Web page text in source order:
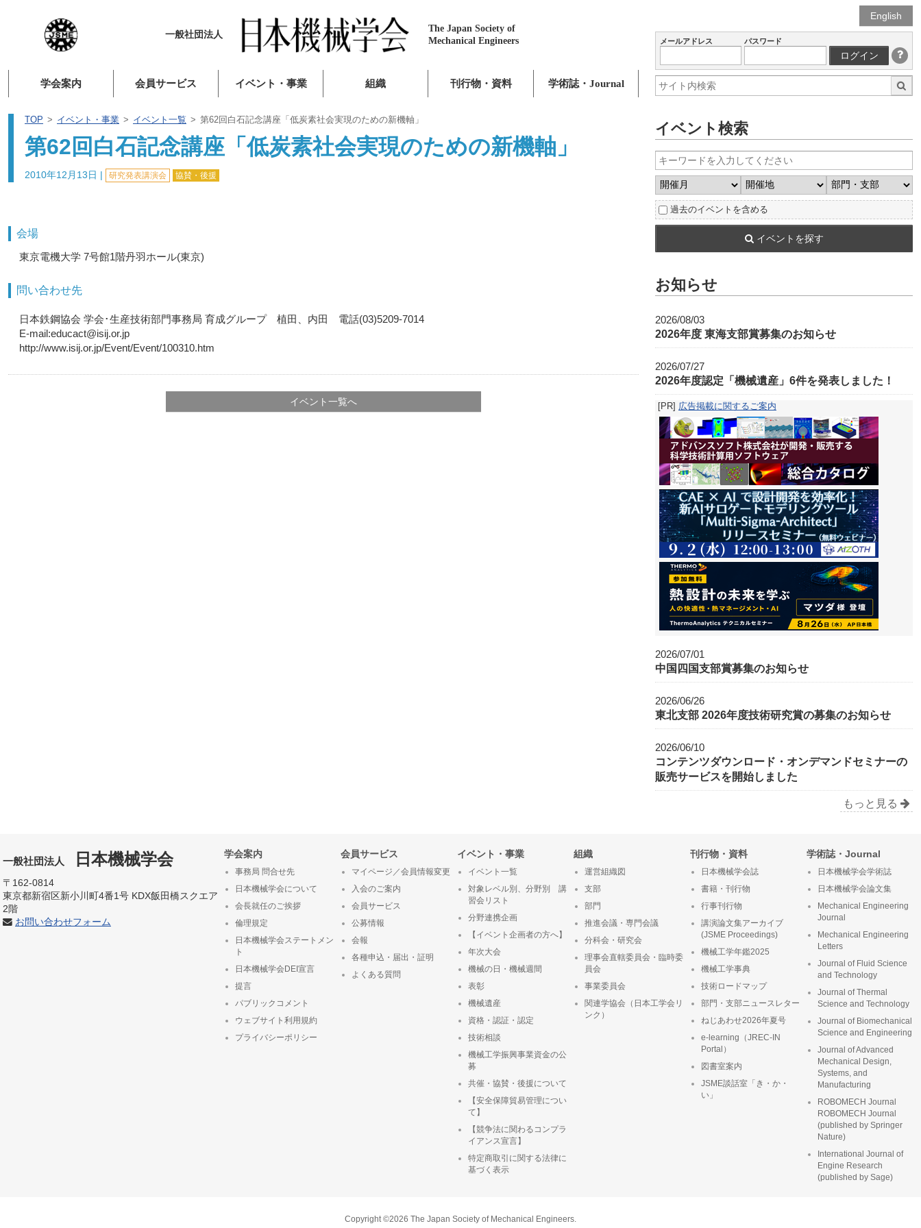
一般社団法人
The Japan Society of
Mechanical Engineers
学会案内 会員サービス イベント・事業 組織 刊行物・資料 学術誌・Journal
TOP イベント・事業 イベント一覧 第62回白石記念講座「低炭素社会実現のための新機軸」
第62回白石記念講座「低炭素社会実現のための新機軸」
2010年12月13日 | 研究発表講演会 協賛・後援
会場
東京電機大学 7号館1階丹羽ホール(東京)
問い合わせ先
日本鉄鋼協会 学会･生産技術部門事務局 育成グループ 植田、内田 電話(03)5209-7014
E-mail:educact@isij.or.jp
http://www.isij.or.jp/Event/Event/100310.htm
イベント一覧へ
English
メールアドレス パスワード
ログイン
イベント検索
過去のイベントを含める
イベントを探す
お知らせ
2026/08/03
2026年度 東海支部賞募集のお知らせ
2026/07/27
2026年度認定「機械遺産」6件を発表しました！
[PR] 広告掲載に関するご案内
2026/07/01
中国四国支部賞募集のお知らせ
2026/06/26
東北支部 2026年度技術研究賞の募集のお知らせ
2026/06/10
コンテンツダウンロード・オンデマンドセミナーの
販売サービスを開始しました
もっと見る
一般社団法人 日本機械学会
〒162-0814
東京都新宿区新小川町4番1号 KDX飯田橋スクエア
2階
お問い合わせフォーム
学会案内
事務局 問合せ先
日本機械学会について
会長就任のご挨拶
倫理規定
日本機械学会ステートメン
ト
日本機械学会DEI宣言
提言
パブリックコメント
ウェブサイト利用規約
プライバシーポリシー
会員サービス
マイページ／会員情報変更
入会のご案内
会員サービス
公募情報
会報
各種申込・届出・証明
よくある質問
イベント・事業
イベント一覧
対象レベル別、分野別 講
習会リスト
分野連携企画
【イベント企画者の方へ】
年次大会
機械の日・機械週間
表彰
機械遺産
資格・認証・認定
技術相談
機械工学振興事業資金の公
募
共催・協賛・後援について
【安全保障貿易管理につい
て】
【競争法に関わるコンプラ
イアンス宣言】
特定商取引に関する法律に
基づく表示
組織
運営組織図
支部
部門
推進会議・専門会議
分科会・研究会
理事会直轄委員会・臨時委
員会
事業委員会
関連学協会（日本工学会リ
ンク）
刊行物・資料
日本機械学会誌
書籍・刊行物
行事刊行物
講演論文集アーカイブ
(JSME Proceedings)
機械工学年鑑2025
機械工学事典
技術ロードマップ
部門・支部ニュースレター
ねじあわせ2026年夏号
e-learning（JREC-IN
Portal）
図書室案内
JSME談話室「き・か・
い」
学術誌・Journal
日本機械学会学術誌
日本機械学会論文集
Mechanical Engineering
Journal
Mechanical Engineering
Letters
Journal of Fluid Science
and Technology
Journal of Thermal
Science and Technology
Journal of Biomechanical
Science and Engineering
Journal of Advanced
Mechanical Design,
Systems, and
Manufacturing
ROBOMECH Journal
ROBOMECH Journal
(published by Springer
Nature)
International Journal of
Engine Research
(published by Sage)
Copyright ©2026 The Japan Society of Mechanical Engineers.